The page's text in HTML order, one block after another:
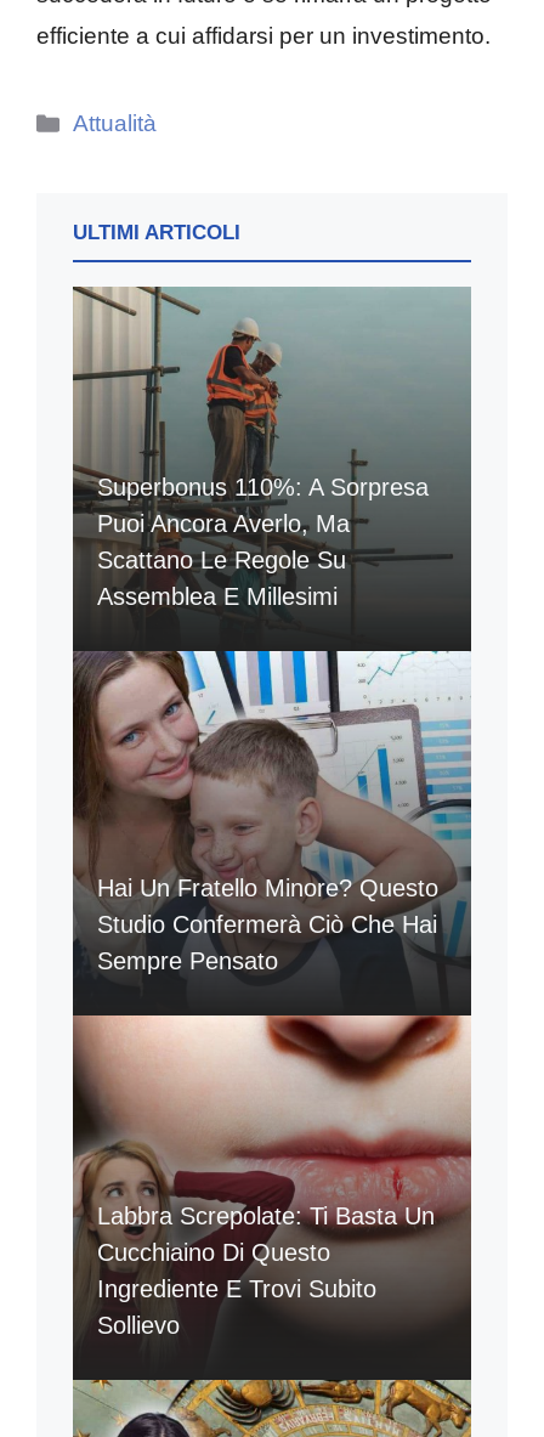
efficiente a cui affidarsi per un investimento.
Categorie
Attualità
ULTIMI ARTICOLI
Superbonus 110%: A Sorpresa
Puoi Ancora Averlo, Ma
Scattano Le Regole Su
Assemblea E Millesimi
Hai Un Fratello Minore? Questo
Studio Confermerà Ciò Che Hai
Sempre Pensato
Labbra Screpolate: Ti Basta Un
Cucchiaino Di Questo
Ingrediente E Trovi Subito
Sollievo